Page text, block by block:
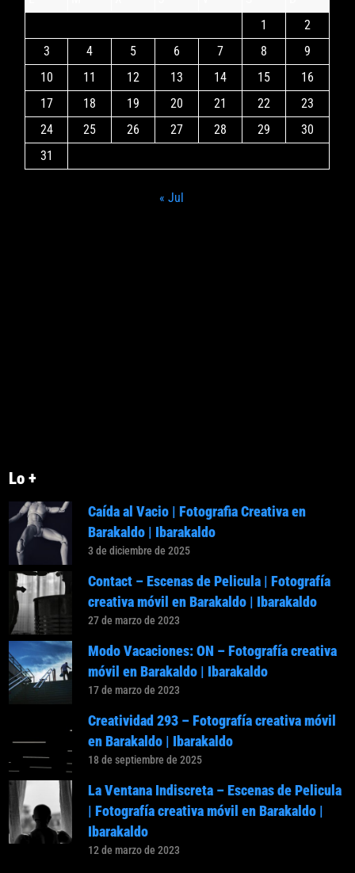
1
2
3
4 5 6 7 8
9
10
11 12 13 14 15
16
17
18 19 20 21 22
23
24
25 26 27 28 29
30
31
« Jul
Lo +
Caída al Vacio | Fotografia Creativa en
Barakaldo | Ibarakaldo
3 de diciembre de 2025
Contact – Escenas de Pelicula | Fotografía
creativa móvil en Barakaldo | Ibarakaldo
27 de marzo de 2023
Modo Vacaciones: ON – Fotografía creativa
móvil en Barakaldo | Ibarakaldo
17 de marzo de 2023
Creatividad 293 – Fotografía creativa móvil
en Barakaldo | Ibarakaldo
18 de septiembre de 2025
La Ventana Indiscreta – Escenas de Pelicula
| Fotografía creativa móvil en Barakaldo |
Ibarakaldo
12 de marzo de 2023